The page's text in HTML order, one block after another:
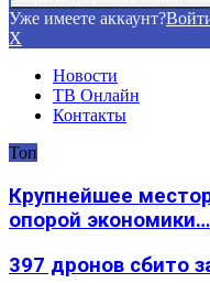
Уже имеете аккаунт?
X
Новости
ТВ Онлайн
Контакты
Топ
Крупнейшее
опорой экономики…
397 дронов сбито